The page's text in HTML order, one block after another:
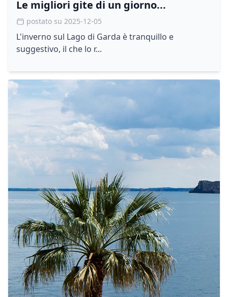
Le migliori gite di un giorno...
postato su 2025-12-05
L'inverno sul Lago di Garda è tranquillo e
suggestivo, il che lo r...